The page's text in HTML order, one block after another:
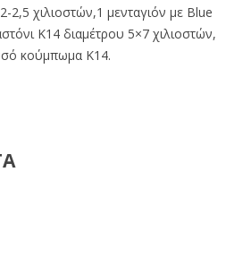
2,5 χιλιοστών,1 μενταγιόν με Blue
Κ14 διαμέτρου 5×7 χιλιοστών,
κούμπωμα Κ14.